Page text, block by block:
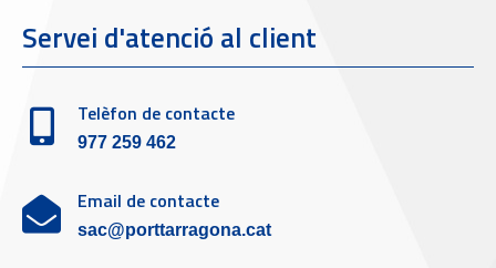
Servei d'atenció al client
Telèfon de contacte
977 259 462
Email de contacte
sac@porttarragona.cat